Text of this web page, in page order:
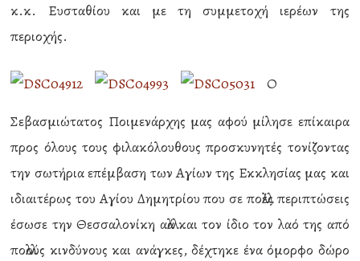
κ.κ. Ευσταθίου και με τη συμμετοχή ιερέων της
περιοχής.
Ο
Σεβασμιώτατος Ποιμενάρχης μας αφού μίλησε επίκαιρα
προς όλους τους φιλακόλουθους προσκυνητές τονίζοντας
την σωτήρια επέμβαση των Αγίων της Εκκλησίας μας και
ιδιαιτέρως του Αγίου Δημητρίου που σε πολλές περιπτώσεις
έσωσε την Θεσσαλονίκη αλλά και τον ίδιο τον λαό της από
πολλούς κινδύνους και ανάγκες, δέχτηκε ένα όμορφο δώρο